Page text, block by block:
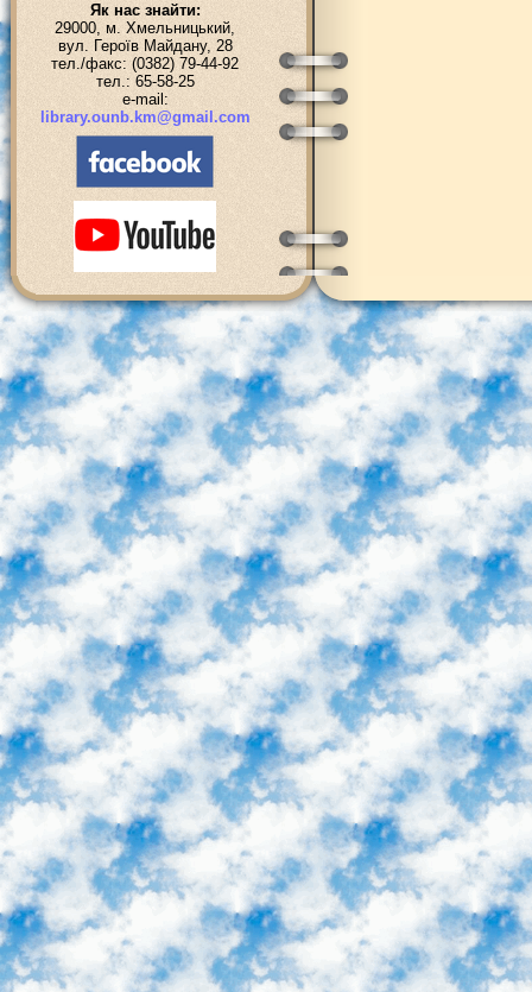
Як нас знайти:
29000, м. Хмельницький,
вул. Героїв Майдану, 28
тел./факс: (0382) 79-44-92
тел.: 65-58-25
e-mail:
library.ounb.km@gmail.com